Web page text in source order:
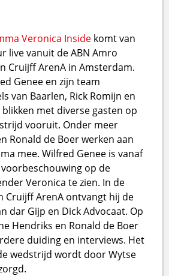
Veronica Inside komt van
live vanuit de ABN Amro
Cruijff ArenA in Amsterdam.
Genee en zijn team
van Baarlen, Rick Romijn en
met diverse gasten op
vooruit. Onder meer
Ronald de Boer werken aan
mee. Wilfred Genee is vanaf
op de
Veronica te zien. In de
Cruijff ArenA ontvangt hij de
dar Gijp en Dick Advocaat. Op
Hendriks en Ronald de Boer
duiding en interviews. Het
wedstrijd wordt door Wytse